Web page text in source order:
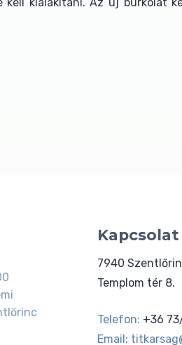
Kapcsolat
7940
Templom tér 8.
Telefon: +36
Email: